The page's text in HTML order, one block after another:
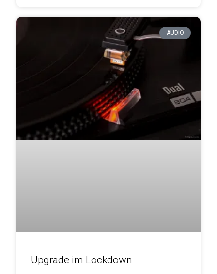
AUDIO
Upgrade im Lockdown